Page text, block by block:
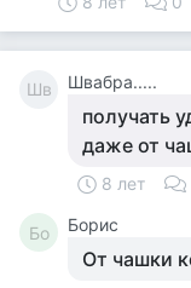
Шв Швабра.....
получать
даже от
8 лет
Бо Борис
От чашки